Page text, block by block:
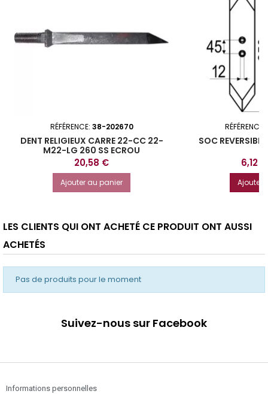
RÉFÉRENCE: 38-202670
DENT RELIGIEUX CARRE 22-CC 22-
M22-LG 260 SS ECROU
Prix
20,58 €
Ajouter au panier
RÉFÉRENCE:
SOC
Prix
6,12 €
Ajouter
LES CLIENTS QUI ONT ACHETÉ CE PRODUIT ONT AUSSI
ACHETÉS
Pas de produits pour le moment
Suivez-nous sur Facebook
Informations personnelles